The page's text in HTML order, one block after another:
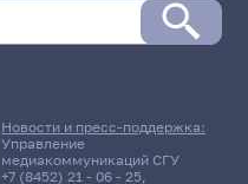
Новости и пресс-поддержка:
Управление
медиакоммуникаций СГУ
+7 (8452) 21 - 06 - 25,